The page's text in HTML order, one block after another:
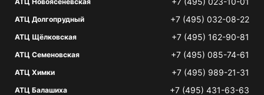
АТЦ Долгопрудный +7 (495) 032-08-22
АТЦ Щёлковская +7 (495) 162-90-81
АТЦ Семеновская +7 (495) 085-74-61
АТЦ Химки +7 (495) 989-21-31
АТЦ Балашиха +7 (495) 431-63-63